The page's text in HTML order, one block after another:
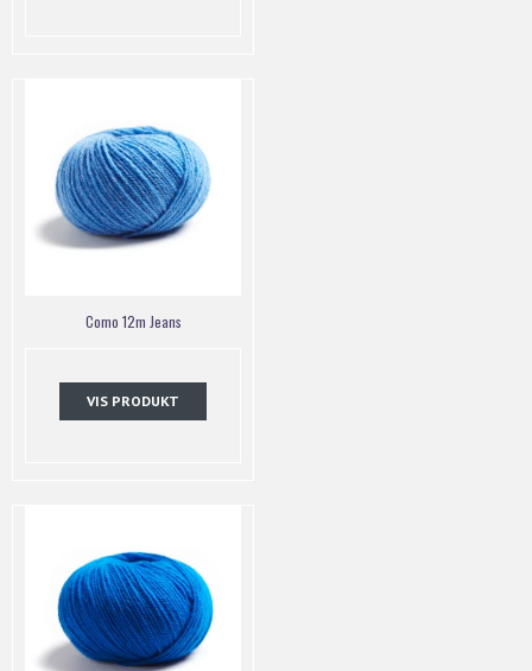
Como 12m Jeans
VIS PRODUKT